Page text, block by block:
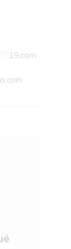
19.com